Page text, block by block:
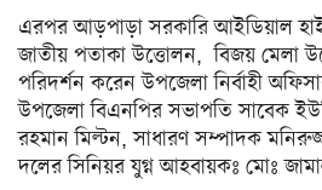
অন্যান্য
বিনোদন
চলচ্চিত্র
টেলিভিশন
এরপর আড়পাড়া সরকারি আইডিয়াল
জাতীয় পতাকা উত্তোলন,বিজয় মেলা
পরিদর্শন করেন উপজেলা নির্বাহী
উপজেলা বিএনপির সভাপতি সাবেক
রহমান মিল্টন,সাধারণ সম্পাদক
দলের সিনিয়র যুগ্ন আহবায়কঃ মোঃ